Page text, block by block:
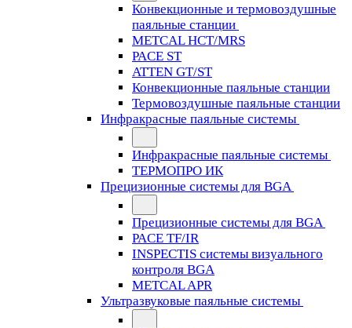
Конвекционные и термовоздушные
паяльные станции
METCAL HCT/MRS
PACE ST
ATTEN GT/ST
Конвекционные паяльные станции
Термовоздушные паяльные станции
Инфракрасные паяльные системы
Инфракрасные паяльные системы
ТЕРМОПРО ИК
Прецизионные системы для BGA
Прецизионные системы для BGA
PACE TF/IR
INSPECTIS системы визуального
контроля BGA
METCAL APR
Ультразвуковые паяльные системы